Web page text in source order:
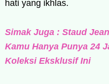
hati yang ikhlas.
Simak Juga : Staud
Kamu Hanya Punya 24
Koleksi Eksklusif Ini